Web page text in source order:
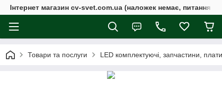
Інтернет магазин cv-svet.com.ua (наложек немає, питання у
Товари та послуги LED комплектуючі, запчастини,